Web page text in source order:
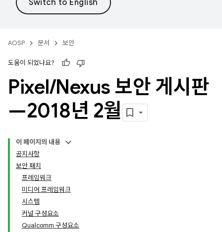
AOSP 문서 보안
도움이 되었나요?
Pixel/Nexus 보안 게시판
—2018년 2월
이 페이지의 내용
공지사항
보안 패치
프레임워크
미디어 프레임워크
시스템
커널 구성요소
Qualcomm 구성요소